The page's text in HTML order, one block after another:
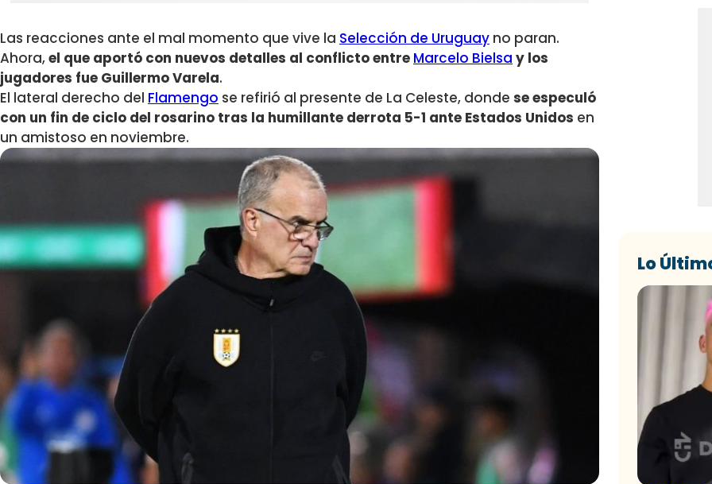
Las reacciones ante el mal momento que vive la Selección de Uruguay no paran.
Ahora,el que aportó con nuevos detalles al conflicto entre Marcelo Bielsa y los
jugadores fue Guillermo Varela.
El lateral derecho del Flamengo se refirió al presente de La Celeste, donde se especuló
con un fin de ciclo del rosarino tras la humillante derrota 5-1 ante Estados Unidos en
un amistoso en noviembre.
Lo